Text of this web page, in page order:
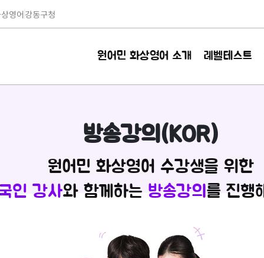
영어 강동구청
원어민 화상영어 소개 레벨테스트
방송강의(KOR)
원어민 화상영어 수강생을 위한
인 강사와 함께하는 방송강의를 진행